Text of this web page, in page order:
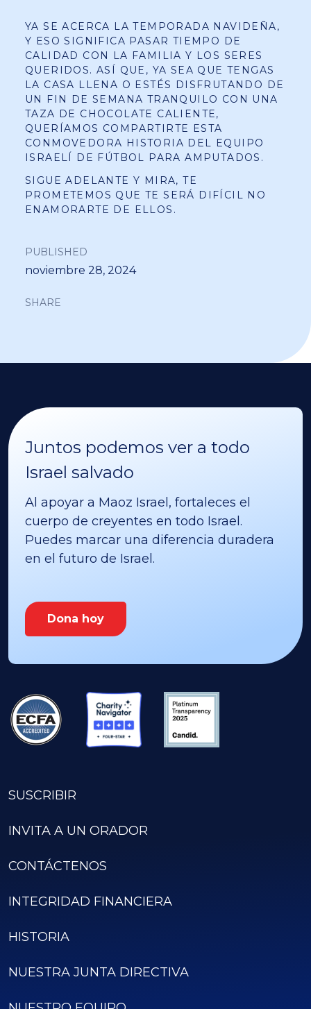
YA SE ACERCA LA TEMPORADA NAVIDEÑA,
Y ESO SIGNIFICA PASAR TIEMPO DE
CALIDAD CON LA FAMILIA Y LOS SERES
QUERIDOS. ASÍ QUE, YA SEA QUE TENGAS
LA CASA LLENA O ESTÉS DISFRUTANDO DE
UN FIN DE SEMANA TRANQUILO CON UNA
TAZA DE CHOCOLATE CALIENTE,
QUERÍAMOS COMPARTIRTE ESTA
CONMOVEDORA HISTORIA DEL EQUIPO
ISRAELÍ DE FÚTBOL PARA AMPUTADOS.
SIGUE ADELANTE Y MIRA, TE
PROMETEMOS QUE TE SERÁ DIFÍCIL NO
ENAMORARTE DE ELLOS.
PUBLISHED
noviembre 28, 2024
SHARE
Juntos podemos ver a todo
Israel salvado
Al apoyar a Maoz Israel, fortaleces el
cuerpo de creyentes en todo Israel.
Puedes marcar una diferencia duradera
en el futuro de Israel.
Dona hoy
SUSCRIBIR
INVITA A UN ORADOR
CONTÁCTENOS
INTEGRIDAD FINANCIERA
HISTORIA
NUESTRA JUNTA DIRECTIVA